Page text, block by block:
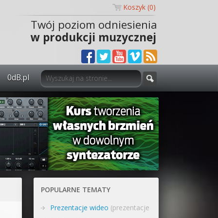
Koszyk (0)
Twój poziom odniesienia
w produkcji muzycznej
0dB.pl
0dB.pl - informacje
Newsletter
Materiały dla mediów
Archiwum aktualności
POPULARNE TEMATY
Prezentacje wideo (prezentacje